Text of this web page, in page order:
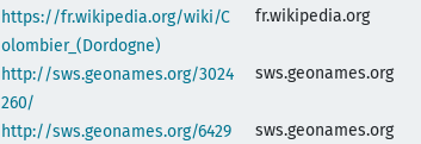
https://fr.wikipedia.org/wiki/C
olombier_(Dordogne)
fr.wikipedia.org
http://sws.geonames.org/3024
260/
sws.geonames.org
http://sws.geonames.org/6429 sws.geonames.org